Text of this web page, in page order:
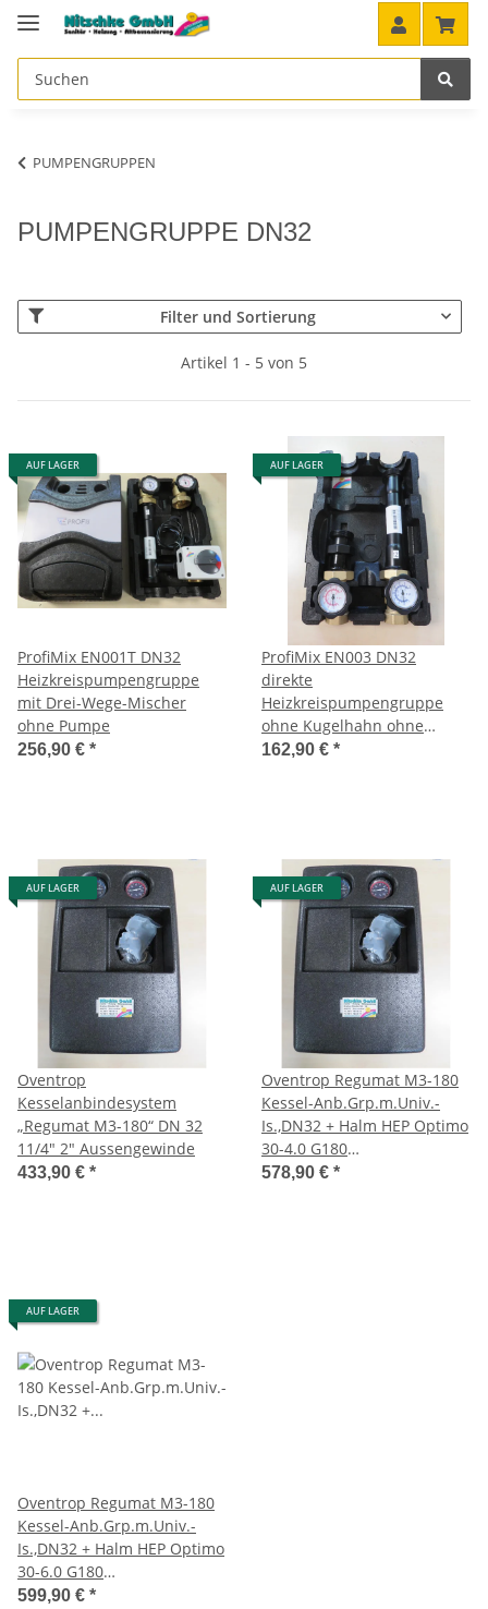
PUMPENGRUPPEN
PUMPENGRUPPE DN32
Filter und Sortierung
Artikel 1 - 5 von 5
AUF LAGER
ProfiMix EN001T DN32
Heizkreispumpengruppe
mit Drei-Wege-Mischer
ohne Pumpe
256,90 € *
AUF LAGER
ProfiMix EN003 DN32
direkte
Heizkreispumpengruppe
ohne Kugelhahn ohne
Pumpe
162,90 € *
AUF LAGER
Oventrop
Kesselanbindesystem
„Regumat M3-180“ DN 32
11/4" 2" Aussengewinde
433,90 € *
AUF LAGER
Oventrop Regumat M3-180
Kessel-Anb.Grp.m.Univ.-
Is.,DN32 + Halm HEP Optimo
30-4.0 G180
Heizungsumwälzpumpe
578,90 € *
AUF LAGER
Oventrop Regumat M3-180
Kessel-Anb.Grp.m.Univ.-
Is.,DN32 + Halm HEP Optimo
30-6.0 G180
Heizungsumwälzpumpe
599,90 € *